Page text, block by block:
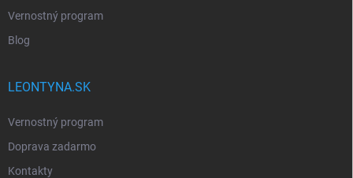
Vernostný program
Blog
LEONTYNA.SK
Vernostný program
Doprava zadarmo
Kontakty